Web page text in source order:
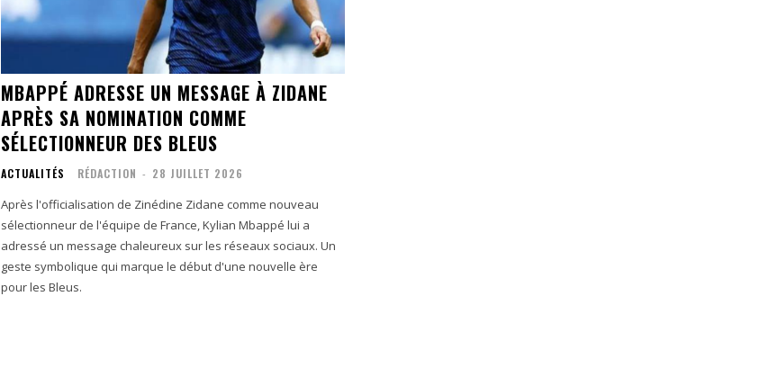
MBAPPÉ ADRESSE UN MESSAGE À ZIDANE
APRÈS SA NOMINATION COMME
SÉLECTIONNEUR DES BLEUS
ACTUALITÉS RÉDACTION - 28 JUILLET 2026
Après l'officialisation de Zinédine Zidane comme nouveau
sélectionneur de l'équipe de France, Kylian Mbappé lui a
adressé un message chaleureux sur les réseaux sociaux. Un
geste symbolique qui marque le début d'une nouvelle ère
pour les Bleus.